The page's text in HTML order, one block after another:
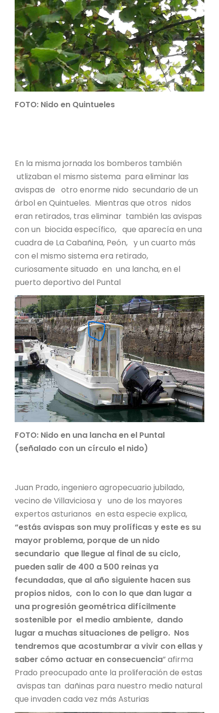
FOTO: Nido en Quintueles
En la misma jornada los bomberos también
utlizaban el mismo sistema para eliminar las
avispas de otro enorme nido secundario de un
árbol en Quintueles. Mientras que otros nidos
eran retirados, tras eliminar también las avispas
con un biocida específico, que aparecía en una
cuadra de La Cabañina, Peón, y un cuarto más
con el mismo sistema era retirado,
curiosamente situado en una lancha, en el
puerto deportivo del Puntal
FOTO: Nido en una lancha en el Puntal
(señalado con un círculo el nido)
Juan Prado, ingeniero agropecuario jubilado,
vecino de Villaviciosa y uno de los mayores
expertos asturianos en esta especie explica,
“estás avispas son muy prolíficas y este es su
mayor problema, porque de un nido
secundario que llegue al final de su ciclo,
pueden salir de 400 a 500 reinas ya
fecundadas, que al año siguiente hacen sus
propios nidos, con lo con lo que dan lugar a
una progresión geométrica difícilmente
sostenible por el medio ambiente, dando
lugar a muchas situaciones de peligro. Nos
tendremos que acostumbrar a vivir con ellas y
saber cómo actuar en consecuencia” afirma
Prado preocupado ante la proliferación de estas
avispas tan dañinas para nuestro medio natural
que invaden cada vez más Asturias